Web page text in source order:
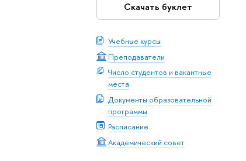
Скачать буклет
Учебные курсы
Преподаватели
Число студентов и вакантные
места
Документы образовательной
программы
Расписание
Академический совет